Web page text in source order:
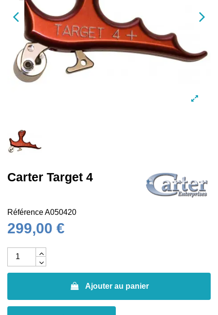
Carter Target 4
RéférenceA050420
299,00 €
Ajouter au panier